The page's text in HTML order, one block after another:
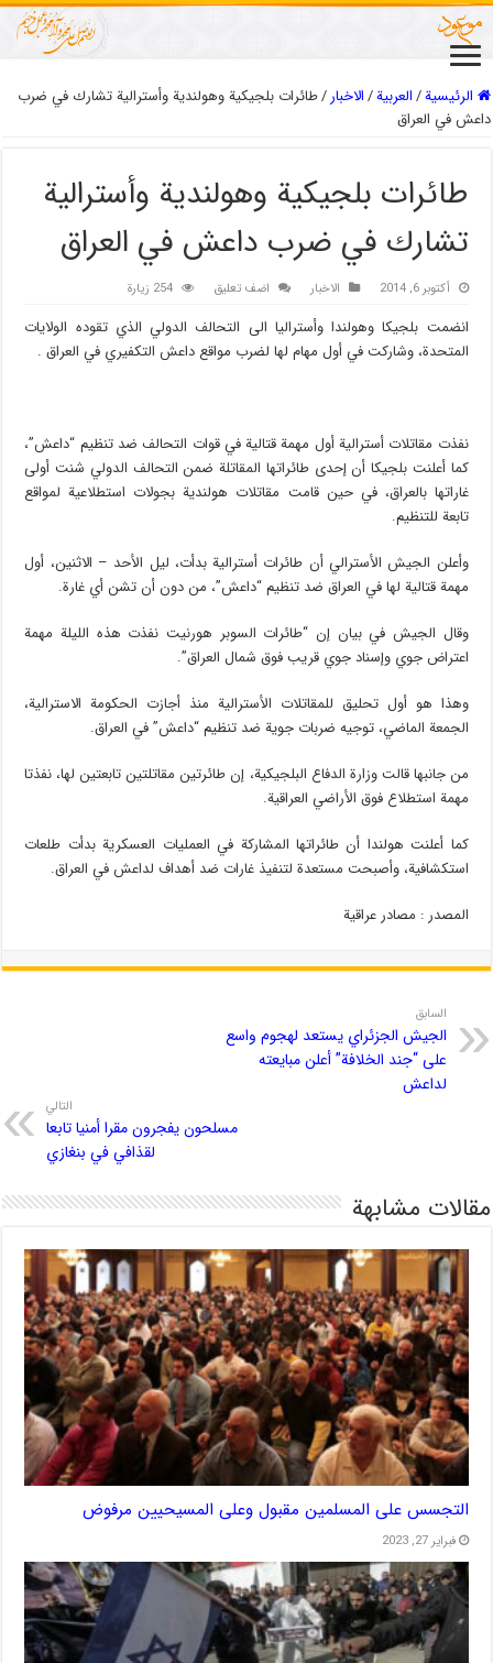
الرئيسية/العربیة/الاخبار/طائرات بلجيكية وهولندية وأسترالية تشارك في ضرب
داعش في العراق
طائرات بلجيكية وهولندية وأسترالية
تشارك في ضرب داعش في العراق
أكتوبر 6, 2014 الاخبار اضف تعليق 254 زيارة
انضمت بلجيكا وهولندا وأستراليا الى التحالف الدولي الذي تقوده الولايات
المتحدة، وشاركت في أول مهام لها لضرب مواقع داعش التكفيري في العراق .
نفذت مقاتلات أسترالية أول مهمة قتالية في قوات التحالف ضد تنظيم “داعش”،
كما أعلنت بلجيكا أن إحدى طائراتها المقاتلة ضمن التحالف الدولي شنت أولى
غاراتها بالعراق، في حين قامت مقاتلات هولندية بجولات استطلاعية لمواقع
تابعة للتنظيم.
وأعلن الجيش الأسترالي أن طائرات أسترالية بدأت، ليل الأحد – الاثنين، أول
مهمة قتالية لها في العراق ضد تنظيم “داعش”، من دون أن تشن أي غارة.
وقال الجيش في بيان إن “طائرات السوبر هورنيت نفذت هذه الليلة مهمة
اعتراض جوي وإسناد جوي قريب فوق شمال العراق”.
وهذا هو أول تحليق للمقاتلات الأسترالية منذ أجازت الحكومة الاسترالية،
الجمعة الماضي، توجيه ضربات جوية ضد تنظيم “داعش” في العراق.
من جانبها قالت وزارة الدفاع البلجيكية، إن طائرتين مقاتلتين تابعتين لها، نفذتا
مهمة استطلاع فوق الأراضي العراقية.
كما أعلنت هولندا أن طائراتها المشاركة في العمليات العسكرية بدأت طلعات
استكشافية، وأصبحت مستعدة لتنفيذ غارات ضد أهداف لداعش في العراق.
المصدر : مصادر عراقية
السابق
الجيش الجزئراي يستعد لهجوم واسع
على “جند الخلافة” أعلن مبايعته
لداعش
التالي
مسلحون يفجرون مقرا أمنيا تابعا
لقذافي في بنغازي
مقالات مشابهة
التجسس على المسلمين مقبول وعلى المسيحيين مرفوض
فبراير 27, 2023